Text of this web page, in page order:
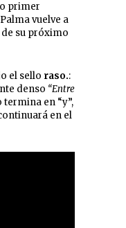
primer
vuelve a
de su próximo
el sello raso.:
denso “Entre
termina en “y”,
en el